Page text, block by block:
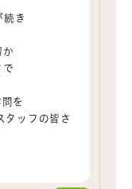
き
か
で
を
タッフの皆さ